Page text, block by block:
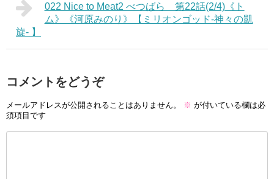
022 Nice to Meat2 べつばら 第22話(2/4)《ト
ム》《河原みのり》【ミリオンゴッド‐神々の凱
旋‐ 】
コメントをどうぞ
メールアドレスが公開されることはありません。 ※ が付いている欄は必
須項目です